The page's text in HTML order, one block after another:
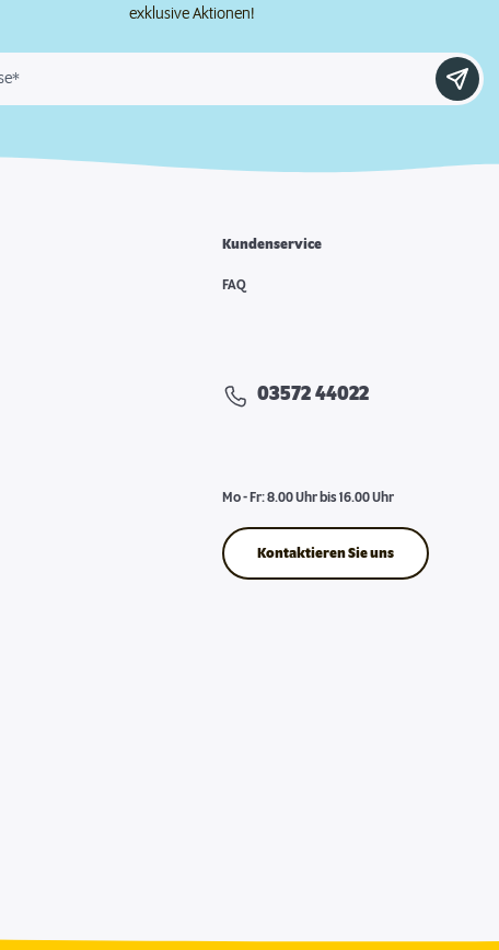
exklusive Aktionen!
Kundenservice
FAQ
03572 44022
Mo - Fr: 8.00 Uhr bis 16.00 Uhr
Kontaktieren Sie uns